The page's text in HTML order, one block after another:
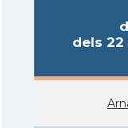
dels 22